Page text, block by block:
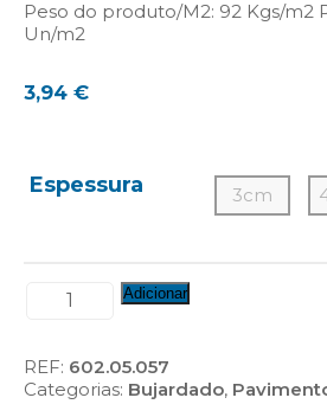
Peso do produto/M2: 92 Kgs/m2
Un/m2
3,94 €
Espessura 3cm
Quantidade
Bujardada,
Calcário
Amarelo
Adicionar
REF: 602.05.057
Categorias: Bujardado,